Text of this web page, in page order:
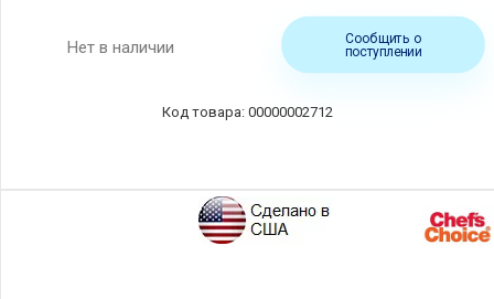
Нет в наличии
Сообщить о
поступлении
00000002712